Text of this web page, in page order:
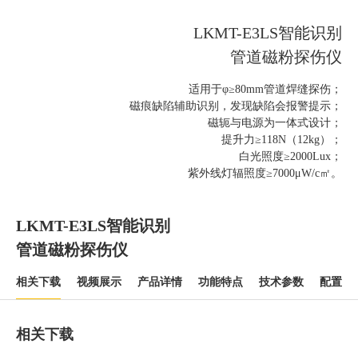
LKMT-E3LS智能识别
管道磁粉探伤仪
适用于φ≥80mm管道焊缝探伤；
磁痕缺陷辅助识别，发现缺陷会报警提示；
磁轭与电源为一体式设计；
提升力≥118N（12kg）；
白光照度≥2000Lux；
紫外线灯辐照度≥7000μW/c㎡。
LKMT-E3LS智能识别
管道磁粉探伤仪
相关下载 视频展示 产品详情 功能特点 技术参数 配置清
相关下载